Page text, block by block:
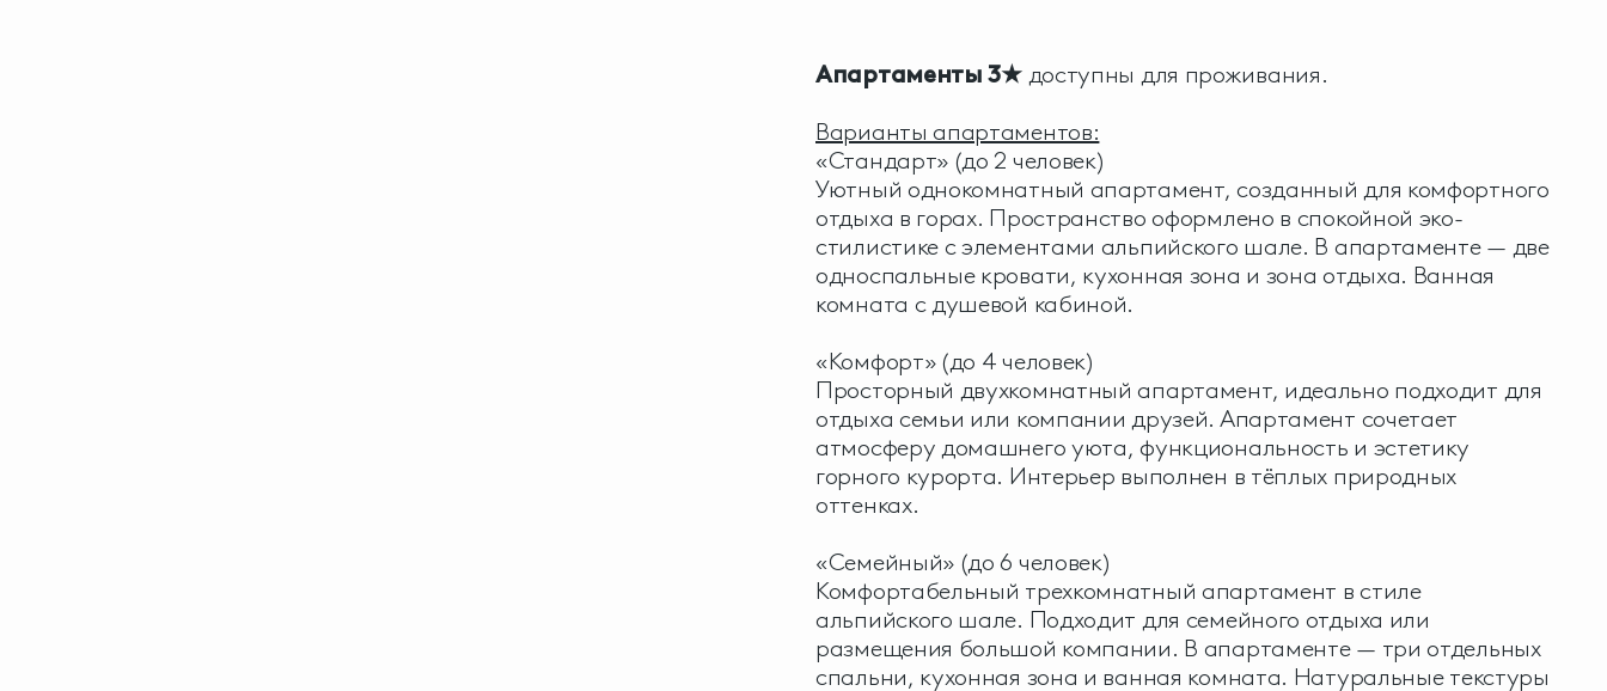
Апартаменты 3★доступны для проживания.
Варианты апартаментов:
«Стандарт» (до 2 человек)
Уютный однокомнатный апартамент, созданный для комфортного
отдыха в горах. Пространство оформлено в спокойной эко-
стилистике с элементами альпийского шале. В апартаменте — две
односпальные кровати, кухонная зона и зона отдыха. Ванная
комната с душевой кабиной.
«Комфорт» (до 4 человек)
Просторный двухкомнатный апартамент, идеально подходит для
отдыха семьи или компании друзей. Апартамент сочетает
атмосферу домашнего уюта, функциональность и эстетику
горного курорта. Интерьер выполнен в тёплых природных
оттенках.
«Семейный» (до 6 человек)
Комфортабельный трехкомнатный апартамент в стиле
альпийского шале. Подходит для семейного отдыха или
размещения большой компании. В апартаменте — три отдельных
спальни, кухонная зона и ванная комната. Натуральные текстуры